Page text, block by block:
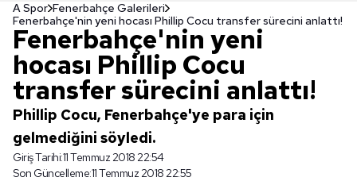
A Spor Fenerbahçe Galerileri
Fenerbahçe'nin yeni hocası Phillip Cocu transfer sürecini anlattı!
Fenerbahçe'nin yeni
hocası Phillip Cocu
transfer sürecini anlattı!
Phillip Cocu, Fenerbahçe'ye para için
gelmediğini söyledi.
Giriş Tarihi:11 Temmuz 2018 22:54
Son Güncelleme:11 Temmuz 2018 22:55